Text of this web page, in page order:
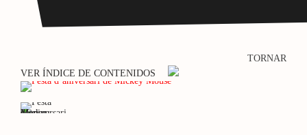
TORNAR
VER ÍNDICE DE CONTENIDOS